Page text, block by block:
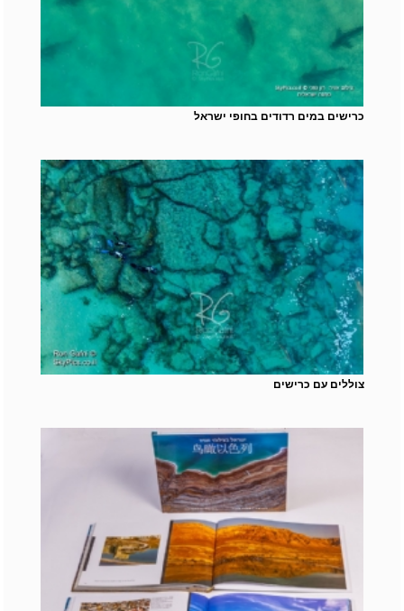
כרישים במים רדודים בחופי ישראל
צוללים עם כרישים